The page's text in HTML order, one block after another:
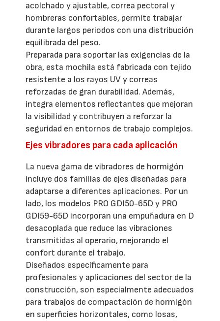
acolchado y ajustable, correa pectoral y
hombreras confortables, permite trabajar
durante largos periodos con una distribución
equilibrada del peso.
Preparada para soportar las exigencias de la
obra, esta mochila está fabricada con tejido
resistente a los rayos UV y correas
reforzadas de gran durabilidad. Además,
integra elementos reflectantes que mejoran
la visibilidad y contribuyen a reforzar la
seguridad en entornos de trabajo complejos.
Ejes vibradores para cada aplicación
La nueva gama de vibradores de hormigón
incluye dos familias de ejes diseñadas para
adaptarse a diferentes aplicaciones. Por un
lado, los modelos PRO GDI50-65D y PRO
GDI59-65D incorporan una empuñadura en D
desacoplada que reduce las vibraciones
transmitidas al operario, mejorando el
confort durante el trabajo.
Diseñados específicamente para
profesionales y aplicaciones del sector de la
construcción, son especialmente adecuados
para trabajos de compactación de hormigón
en superficies horizontales, como losas,